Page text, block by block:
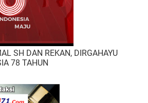
SH DAN REKAN, DIRGAHAYU
78 TAHUN